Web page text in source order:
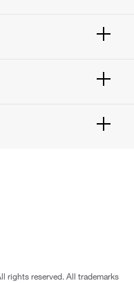
rights reserved. All trademarks